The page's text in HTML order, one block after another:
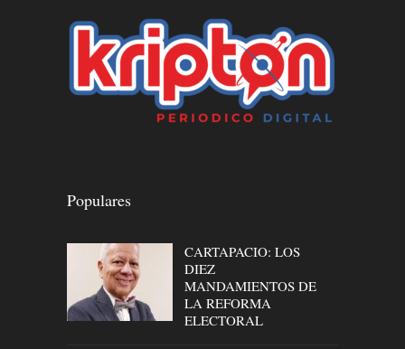
Populares
CARTAPACIO: LOS
DIEZ
MANDAMIENTOS DE
LA REFORMA
ELECTORAL